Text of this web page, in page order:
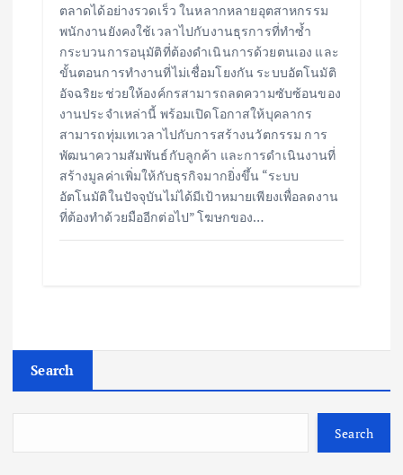
ตลาดได้อย่างรวดเร็ว ในหลากหลายอุตสาหกรรม
พนักงานยังคงใช้เวลาไปกับงานธุรการที่ทำซ้ำ
กระบวนการอนุมัติที่ต้องดำเนินการด้วยตนเอง และ
ขั้นตอนการทำงานที่ไม่เชื่อมโยงกัน ระบบอัตโนมัติ
อัจฉริยะช่วยให้องค์กรสามารถลดความซับซ้อนของ
งานประจำเหล่านี้ พร้อมเปิดโอกาสให้บุคลากร
สามารถทุ่มเทเวลาไปกับการสร้างนวัตกรรม การ
พัฒนาความสัมพันธ์กับลูกค้า และการดำเนินงานที่
สร้างมูลค่าเพิ่มให้กับธุรกิจมากยิ่งขึ้น “ระบบ
อัตโนมัติในปัจจุบันไม่ได้มีเป้าหมายเพียงเพื่อลดงาน
ที่ต้องทำด้วยมืออีกต่อไป” โฆษกของ…
Search
Search